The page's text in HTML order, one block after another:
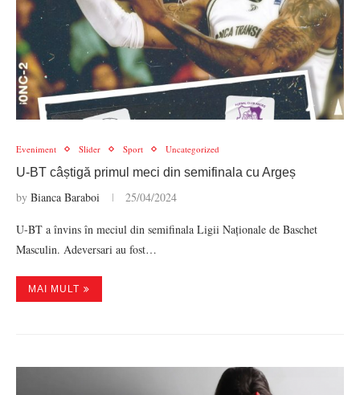
Eveniment Slider Sport Uncategorized
U-BT câștigă primul meci din semifinala cu Argeș
by Bianca Baraboi 25/04/2024
U-BT a învins în meciul din semifinala Ligii Naționale de Baschet
Masculin. Adeversari au fost…
MAI MULT